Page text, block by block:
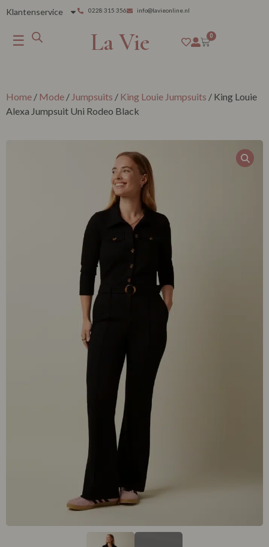
Klantenservice 0228 315 356 info@lavieonline.nl
☰ La Vie 0
Home / Mode / Jumpsuits / King Louie Jumpsuits / King Louie
Alexa Jumpsuit Uni Rodeo Black